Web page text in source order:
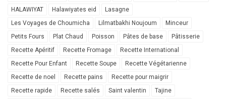
HALAWIYAT
Halawiyates eid
Lasagne
Les Voyages de Choumicha
Lilmatbakhi Noujoum
Minceur
Petits Fours
Plat Chaud Poisson Pâtes de base
Pâtisserie
Recette Apéritif
Recette Fromage
Recette International
Recette Pour Enfant
Recette Soupe
Recette Végétarienne
Recette de noel
Recette pains
Recette pour maigrir
Recette rapide
Recette salés Saint valentin Tajine